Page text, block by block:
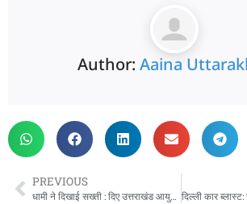
Author: Aaina
PREVIOUS
धामी ने दिखाई सख्ती : दिए उत्तराखंड आयुर्वेद विश्वविद्यालय मामले में विजिलेंस से खुली जांच के निर्देश